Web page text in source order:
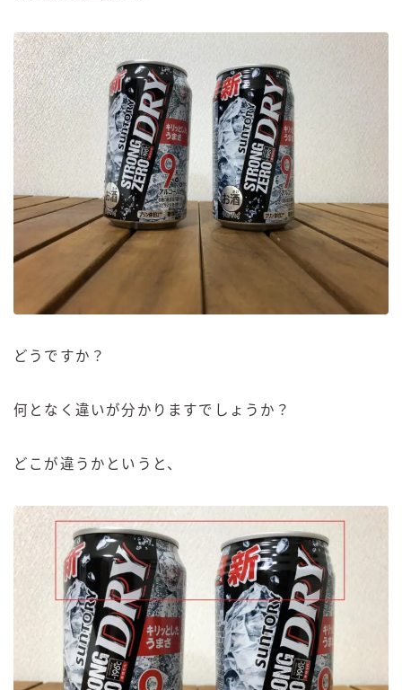
どうですか？
何となく違いが分かりますでしょうか？
どこが違うかというと、